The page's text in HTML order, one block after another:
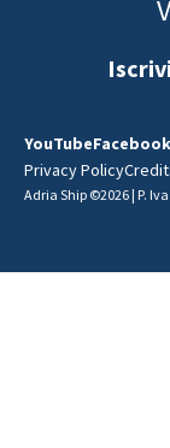
Adria Ship ©2026 | P. Iva
Privacy Policy
YouTubeFacebook